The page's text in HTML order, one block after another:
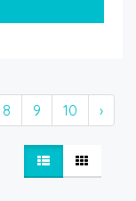
8 9 10 ›